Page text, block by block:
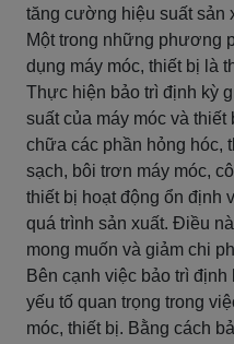
tăng cường hiệu suất sản
Một trong những phương
dụng máy móc, thiết bị là
Thực hiện bảo trì định kỳ
suất của máy móc và
chữa các phần hỏng hóc,
sạch, bôi trơn máy móc,
thiết bị hoạt động ổn định
quá trình sản xuất. Điều
mong muốn và giảm chi
Bên cạnh việc bảo trì
yếu tố quan trọng trong
móc, thiết bị. Bằng cách